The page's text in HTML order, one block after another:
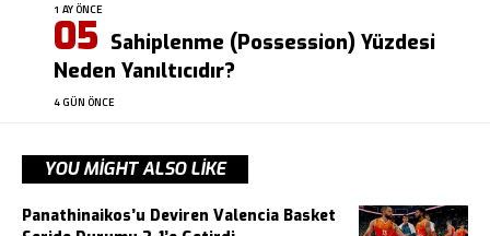
1 AY ÖNCE
Sahiplenme (Possession) Yüzdesi
Neden Yanıltıcıdır?
4 GÜN ÖNCE
YOU MIGHT ALSO LIKE
Panathinaikos’u Deviren Valencia Basket